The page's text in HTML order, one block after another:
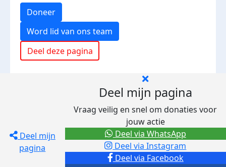
Doneer
Word lid van ons team
Deel deze pagina
Deel mijn
pagina
Deel mijn pagina
Vraag veilig en snel om donaties voor
jouw actie
Deel via Facebook
Deel via Instagram
Deel via WhatsApp